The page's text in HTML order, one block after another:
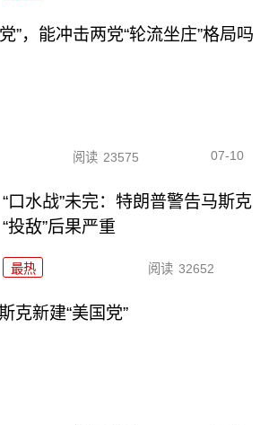
”，能冲击两党“轮流坐庄”格局吗
阅读 23575 07-10
“口水战”未完：特朗普警告马斯克
“投敌”后果严重
最热 阅读 32652
克新建“美国党”